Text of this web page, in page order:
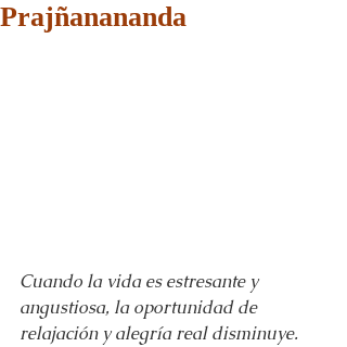
Prajñanananda
Cuando la vida es estresante y
angustiosa, la oportunidad de
relajación y alegría real disminuye.